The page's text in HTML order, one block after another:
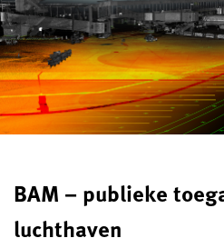
BAM – publieke
luchthaven